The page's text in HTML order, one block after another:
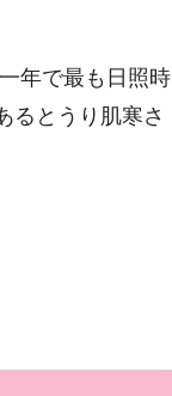
年で最も日照時
るとうり肌寒さ